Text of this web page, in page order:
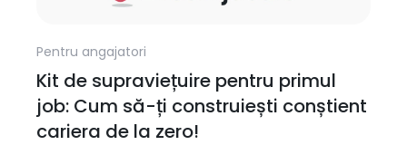
Pentru angajatori
Kit de supraviețuire pentru primul
job: Cum să-ți construiești conștient
cariera de la zero!